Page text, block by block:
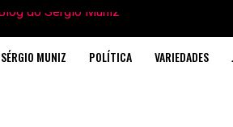
SÉRGIO MUNIZ POLÍTICA VARIEDADES